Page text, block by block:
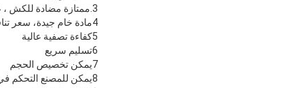
3.ممتازة مضادة للكش ، علاج النهاية جيدة.
4مادة خام جيدة، سعر تنافسي.
5كفاءة تصفية عالية
6تسليم سريع
7يمكن تخصيص الحجم
8يمكن للمصنع التحكم في الجودة والسعر